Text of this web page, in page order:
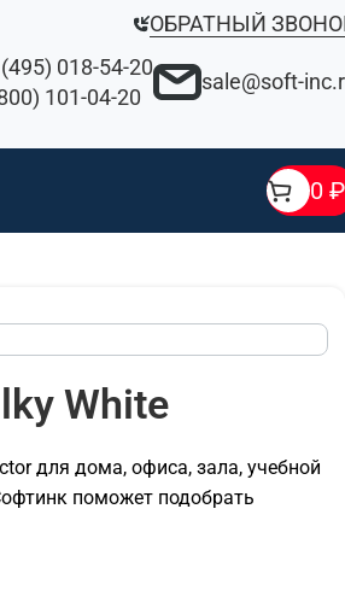
ОБРАТНЫЙ
018-54-20
101-04-20
sale@soft-
0 ₽
White
для дома, офиса, зала, учебной
поможет подобрать